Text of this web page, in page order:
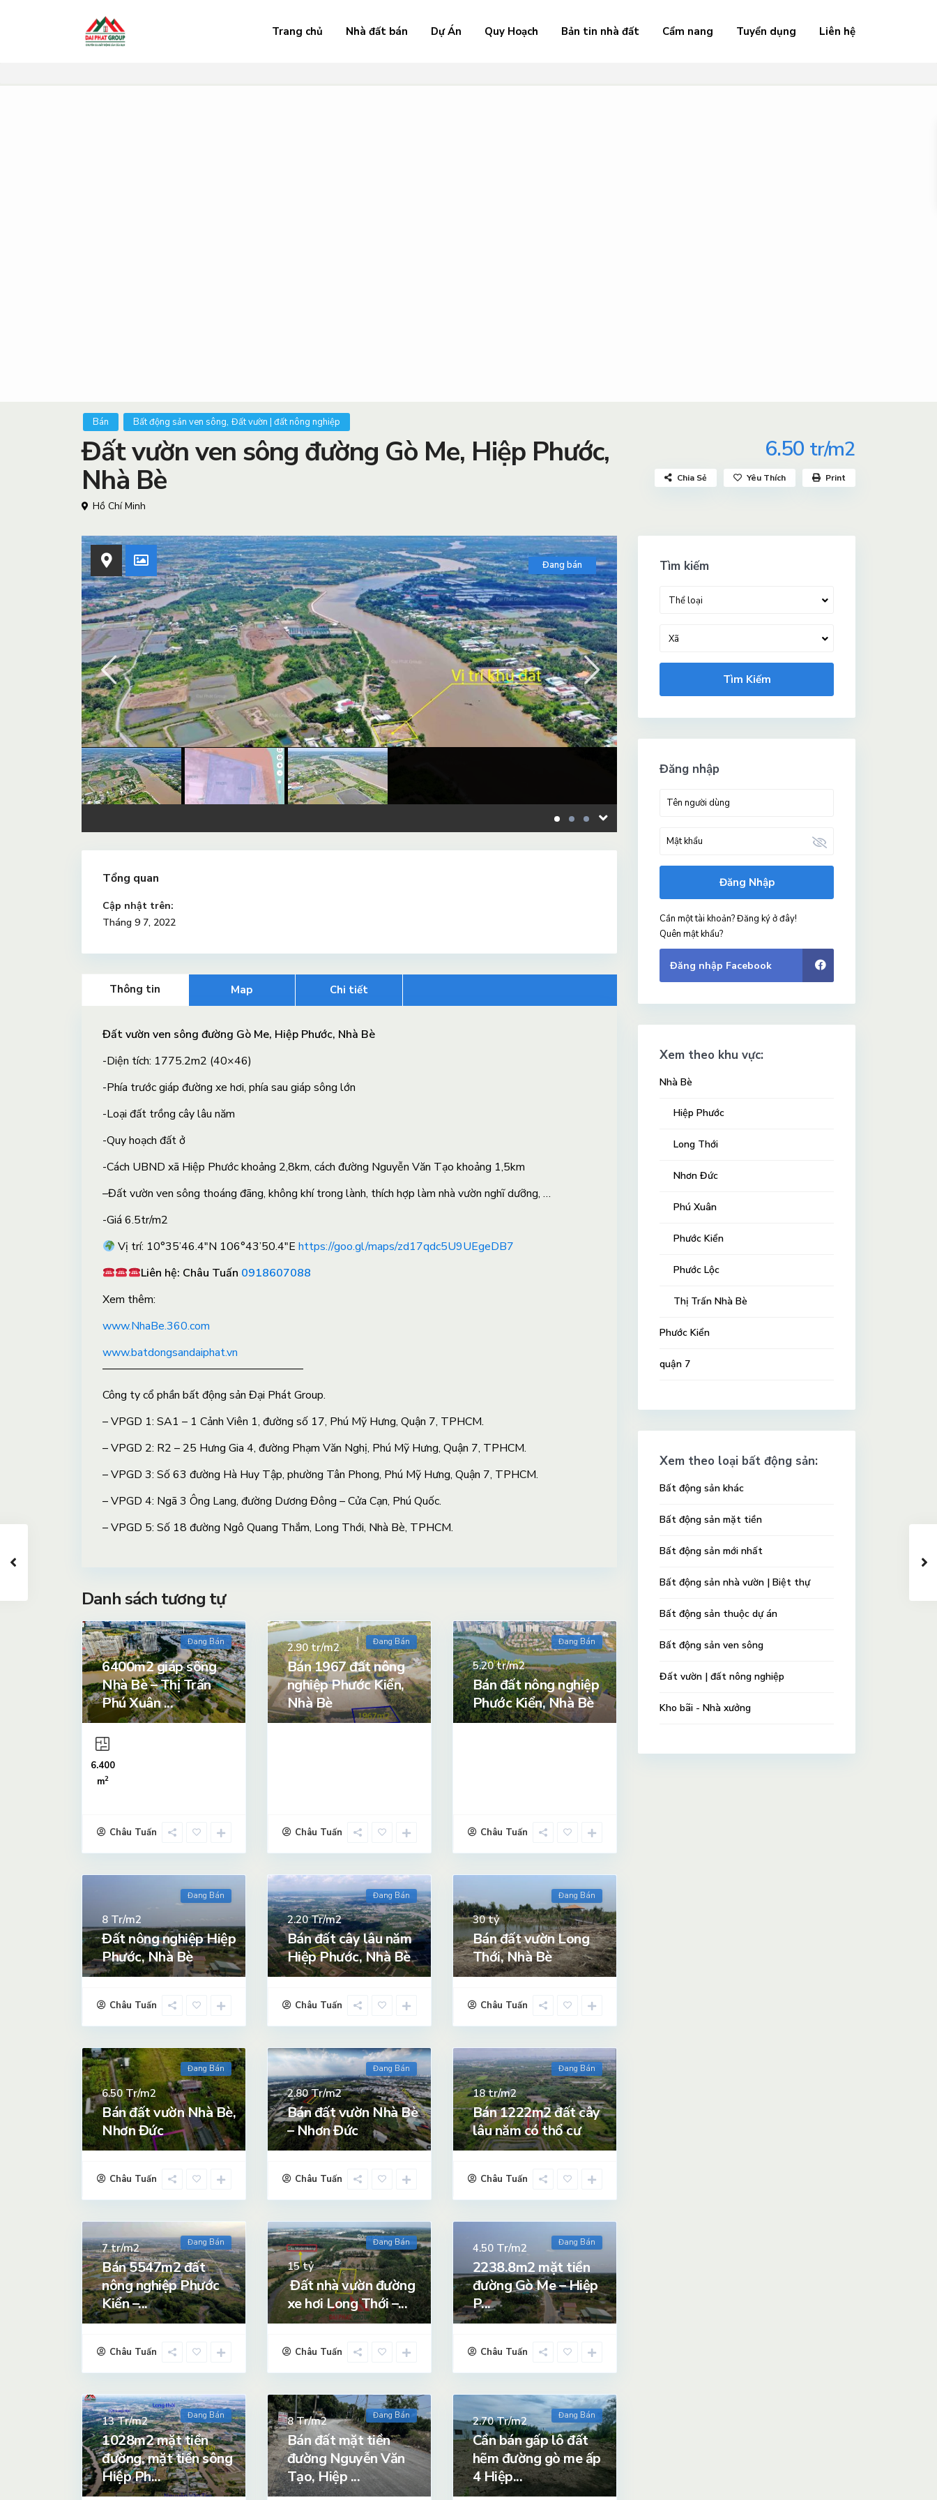
Trang chủ Nhà đất bán Dự Án Quy Hoạch Bản tin nhà đất Cẩm nang Tuyển dụng Liên hệ
Bán Bất động sản ven sông, Đất vườn | đất nông nghiệp
Đất vườn ven sông đường Gò Me, Hiệp Phước,
Nhà Bè
6.50 tr/m2
Hồ Chí Minh
Chia Sẻ Yêu Thích Print
Đang bán
Tổng quan
Cập nhật trên:
Tháng 9 7, 2022
Thông tin Map Chi tiết
Đất vườn ven sông đường Gò Me, Hiệp Phước, Nhà Bè
-Diện tích: 1775.2m2 (40×46)
-Phía trước giáp đường xe hơi, phía sau giáp sông lớn
-Loại đất trồng cây lâu năm
-Quy hoạch đất ở
-Cách UBND xã Hiệp Phước khoảng 2,8km, cách đường Nguyễn Văn Tạo khoảng 1,5km
–Đất vườn ven sông thoáng đãng, không khí trong lành, thích hợp làm nhà vườn nghĩ dưỡng, …
-Giá 6.5tr/m2
Vị trí: 10°35’46.4″N 106°43’50.4″Ehttps://goo.gl/maps/zd17qdc5U9UEgeDB7
Liên hệ: Châu Tuấn 0918607088
Xem thêm:
www.NhaBe.360.com
www.batdongsandaiphat.vn
——————————————————
Công ty cổ phần bất động sản Đại Phát Group.
– VPGD 1: SA1 – 1 Cảnh Viên 1, đường số 17, Phú Mỹ Hưng, Quận 7, TPHCM.
– VPGD 2: R2 – 25 Hưng Gia 4, đường Phạm Văn Nghị, Phú Mỹ Hưng, Quận 7, TPHCM.
– VPGD 3: Số 63 đường Hà Huy Tập, phường Tân Phong, Phú Mỹ Hưng, Quận 7, TPHCM.
– VPGD 4: Ngã 3 Ông Lang, đường Dương Đông – Cửa Cạn, Phú Quốc.
– VPGD 5: Số 18 đường Ngô Quang Thắm, Long Thới, Nhà Bè, TPHCM.
Danh sách tương tự
Đang Bán
6400m2 giáp sông
Nhà Bè – Thị Trấn
Phú Xuân ...
6.400
m2
Châu Tuấn
Đang Bán
2.90tr/m2
Bán 1967 đất nông
nghiệp Phước Kiển,
Nhà Bè
Châu Tuấn
Đang Bán
5.20tr/m2
Bán đất nông nghiệp
Phước Kiển, Nhà Bè
Châu Tuấn
Đang Bán
8 Tr/m2
Đất nông nghiệp Hiệp
Phước, Nhà Bè
Châu Tuấn
Đang Bán
2.20Tr/m2
Bán đất cây lâu năm
Hiệp Phước, Nhà Bè
Châu Tuấn
Đang Bán
30tỷ
Bán đất vườn Long
Thới, Nhà Bè
Châu Tuấn
Đang Bán
6.50Tr/m2
Bán đất vườn Nhà Bè,
Nhơn Đức
Châu Tuấn
Đang Bán
2.80Tr/m2
Bán đất vườn Nhà Bè
– Nhơn Đức
Châu Tuấn
Đang Bán
18tr/m2
Bán 1222m2 đất cây
lâu năm có thổ cư
Châu Tuấn
Đang Bán
7tr/m2
Bán 5547m2 đất
nông nghiệp Phước
Kiển –...
Châu Tuấn
Đang Bán
15tỷ
Đất nhà vườn đường
xe hơi Long Thới –...
Châu Tuấn
Đang Bán
4.50 Tr/m2
2238.8m2 mặt tiền
đường Gò Me – Hiệp
P...
Châu Tuấn
Đang Bán
13Tr/m2
1028m2 mặt tiền
đường, mặt tiền sông
Hiệp Ph...
Đang Bán
8Tr/m2
Bán đất mặt tiền
đường Nguyễn Văn
Tạo, Hiệp ...
Đang Bán
2.70Tr/m2
Cần bán gấp lô đất
hẽm đường gò me ấp
4 Hiệp...
Tìm kiếm
Thể loại
Xã
Tìm Kiếm
Đăng nhập
Đăng Nhập
Cần một tài khoản? Đăng ký ở đây!
Quên mật khẩu?
Đăng nhập Facebook
Xem theo khu vực:
Nhà Bè
Hiệp Phước
Long Thới
Nhơn Đức
Phú Xuân
Phước Kiển
Phước Lộc
Thị Trấn Nhà Bè
Phước Kiển
quận 7
Xem theo loại bất động sản:
Bất động sản khác
Bất động sản mặt tiền
Bất động sản mới nhất
Bất động sản nhà vườn | Biệt thự
Bất động sản thuộc dự án
Bất động sản ven sông
Đất vườn | đất nông nghiệp
Kho bãi - Nhà xưởng